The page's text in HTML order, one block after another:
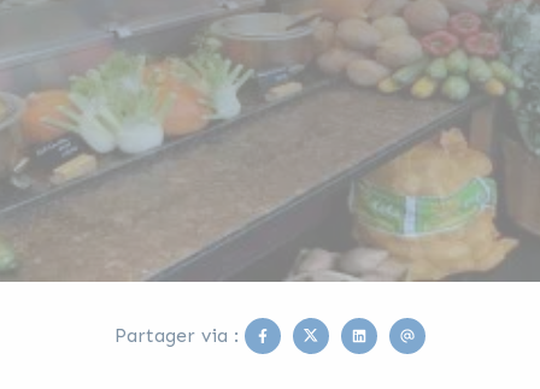
Partager via : Facebook
TwitterLinkedinEmail